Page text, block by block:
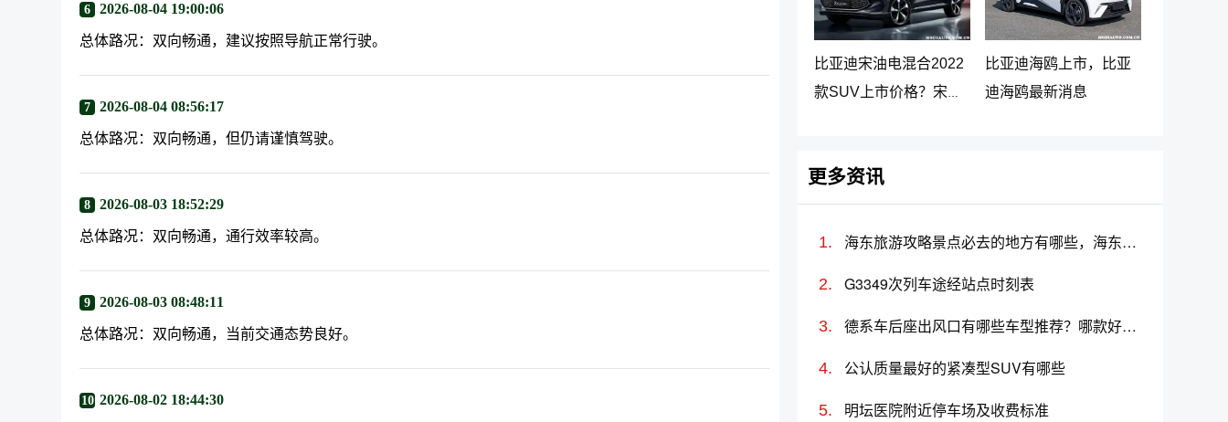
6 2026-08-04 19:00:06
总体路况：双向畅通，建议按照导航正常行驶。
7 2026-08-04 08:56:17
总体路况：双向畅通，但仍请谨慎驾驶。
8 2026-08-03 18:52:29
总体路况：双向畅通，通行效率较高。
9 2026-08-03 08:48:11
总体路况：双向畅通，当前交通态势良好。
10 2026-08-02 18:44:30
比亚迪宋油电混合2022
款SUV上市价格？宋
比亚迪海鸥上市，比亚
迪海鸥最新消息
更多资讯
海东旅游攻略景点必去的地方有哪些，海东旅游必去十大景点排名
G3349次列车途经站点时刻表
德系车后座出风口有哪些车型推荐？哪款好？价格如何？
公认质量最好的紧凑型SUV有哪些
明坛医院附近停车场及收费标准